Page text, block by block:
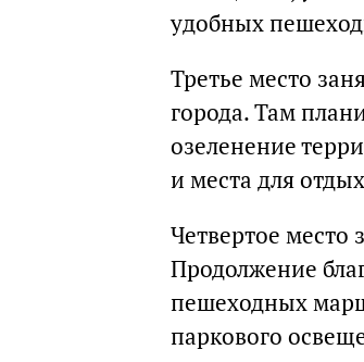
удобных
Третье место
города. Там
озеленение
и места для
Четвертое место
Продолжение
пешеходных
паркового